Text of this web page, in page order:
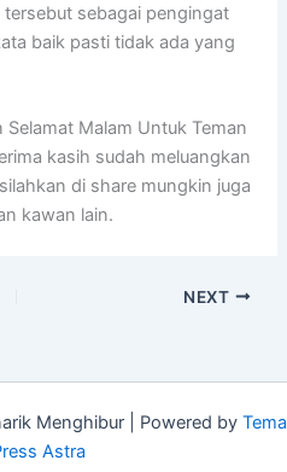
sebagai pengingat
baik pasti tidak ada yang
Malam Untuk Teman
kasih sudah meluangkan
di share mungkin juga
kawan lain.
NEXT
Menghibur | Powered by Tema
Astra